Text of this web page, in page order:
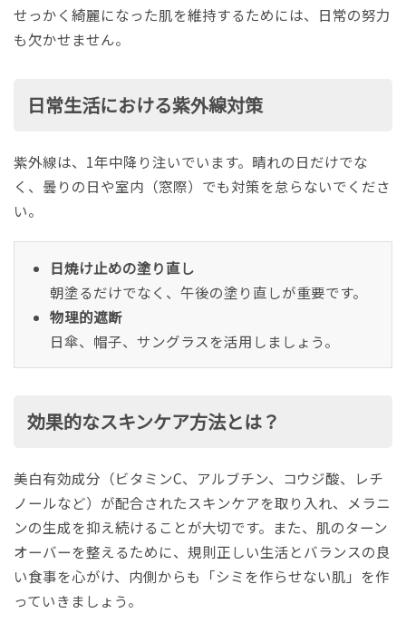
せっかく綺麗になった肌を維持するためには、日常の努力
も欠かせません。
日常生活における紫外線対策
紫外線は、1年中降り注いでいます。晴れの日だけでな
く、曇りの日や室内（窓際）でも対策を怠らないでくださ
い。
日焼け止めの塗り直し
朝塗るだけでなく、午後の塗り直しが重要です。
物理的遮断
日傘、帽子、サングラスを活用しましょう。
効果的なスキンケア方法とは？
美白有効成分（ビタミンC、アルブチン、コウジ酸、レチ
ノールなど）が配合されたスキンケアを取り入れ、メラニ
ンの生成を抑え続けることが大切です。また、肌のターン
オーバーを整えるために、規則正しい生活とバランスの良
い食事を心がけ、内側からも「シミを作らせない肌」を作
っていきましょう。